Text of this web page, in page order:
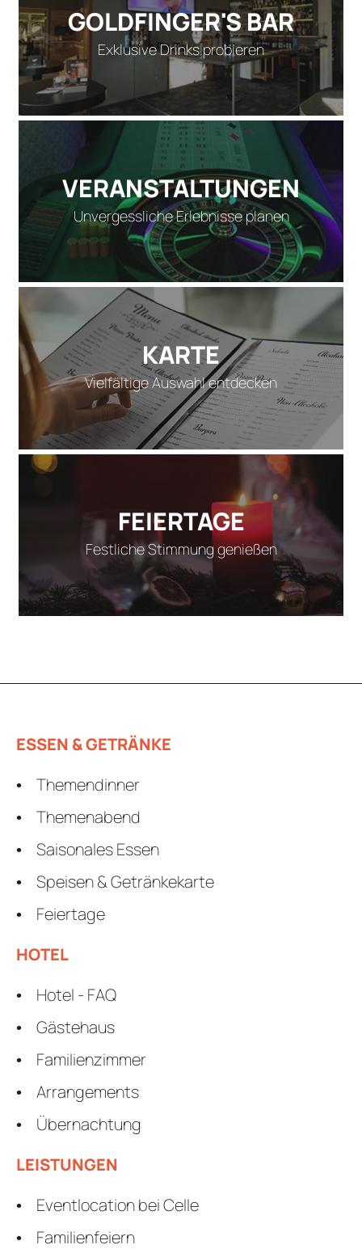
GOLDFINGER'S BAR
Exklusive Drinks probieren
VERANSTALTUNGEN
Unvergessliche Erlebnisse planen
KARTE
Vielfältige Auswahl entdecken
FEIERTAGE
Festliche Stimmung genießen
ESSEN & GETRÄNKE
Themendinner
Themenabend
Saisonales Essen
Speisen & Getränkekarte
Feiertage
HOTEL
Hotel - FAQ
Gästehaus
Familienzimmer
Arrangements
Übernachtung
LEISTUNGEN
Eventlocation bei Celle
Familienfeiern